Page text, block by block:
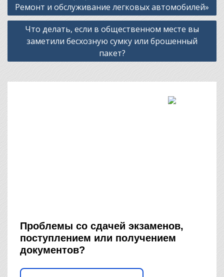
Ремонт и обслуживание легковых автомобилей»
Что делать, если в общественном месте вы
заметили бесхозную сумку или брошенный
пакет?
Проблемы со сдачей экзаменов,
поступлением или получением
документов?